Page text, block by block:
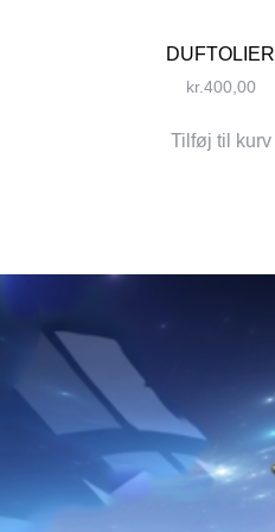
DUFTOLIER
kr.400,00
Tilføj til kurv